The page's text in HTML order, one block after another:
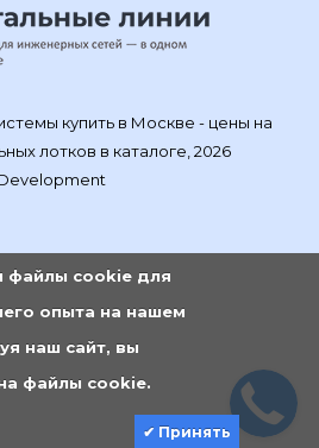
купить в Москве - цены на
лотков в каталоге, 2026
файлы cookie для
опыта на нашем
наш сайт, вы
файлы cookie.
✔ Принять